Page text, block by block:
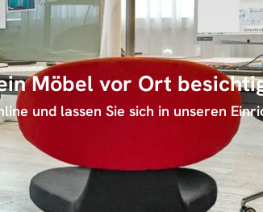
Möbel vor Ort
und lassen Sie sich in unseren